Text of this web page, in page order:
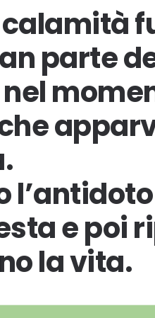
parte
e poi
la vita.